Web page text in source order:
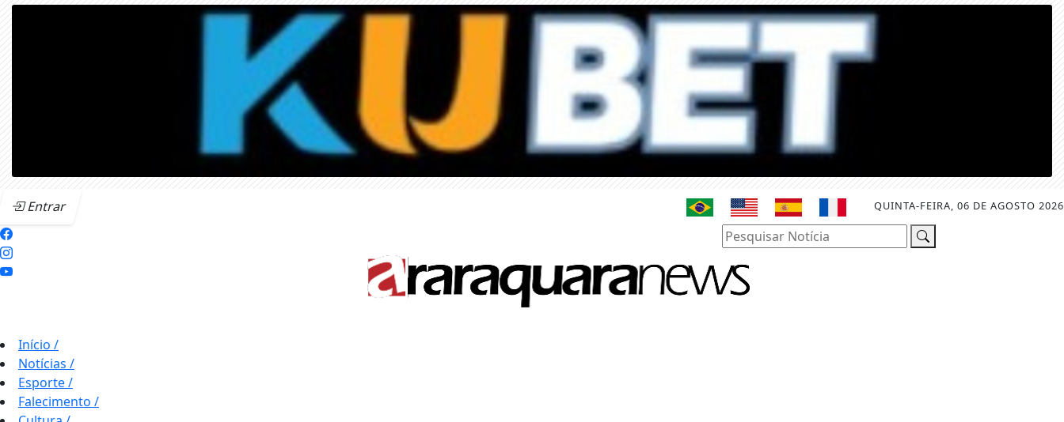
Entrar QUINTA-FEIRA, 06 DE AGOSTO 2026
Pesquisar Notícia
Início /
Notícias /
Esporte/
Falecimento /